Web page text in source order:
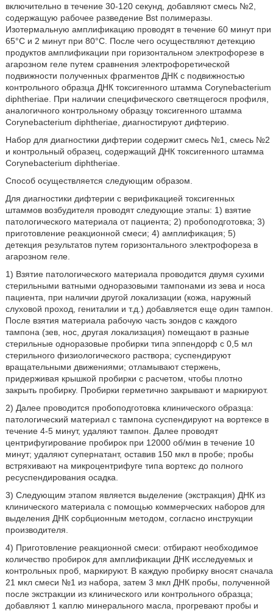
включительно в течение 30-120 секунд, добавляют смесь №2,
содержащую рабочее разведение Bst полимеразы.
Изотермальную амплификацию проводят в течение 60 минут при
65°С и 2 минут при 80°С. После чего осуществляют детекцию
продуктов амплификации при горизонтальном электрофорезе в
агарозном геле путем сравнения электрофоретической
подвижности полученных фрагментов ДНК с подвижностью
контрольного образца ДНК токсигенного штамма Corynebacterium
diphtheriae. При наличии специфического светящегося профиля,
аналогичного контрольному образцу токсигенного штамма
Corynebacterium diphtheriae, диагностируют дифтерию.
Набор для диагностики дифтерии содержит смесь №1, смесь №2
и контрольный образец, содержащий ДНК токсигенного штамма
Corynebacterium diphtheriae.
Способ осуществляется следующим образом.
Для диагностики дифтерии с верификацией токсигенных
штаммов возбудителя проводят следующие этапы: 1) взятие
патологического материала от пациента; 2) пробоподготовка; 3)
приготовление реакционной смеси; 4) амплификация; 5)
детекция результатов путем горизонтального электрофореза в
агарозном геле.
1) Взятие патологического материала проводится двумя сухими
стерильными ватными одноразовыми тампонами из зева и носа
пациента, при наличии другой локализации (кожа, наружный
слуховой проход, гениталии и т.д.) добавляется еще один тампон.
После взятия материала рабочую часть зондов с каждого
тампона (зев, нос, другая локализация) помещают в разные
стерильные одноразовые пробирки типа эппендорф с 0,5 мл
стерильного физиологического раствора; суспендируют
вращательными движениями; отламывают стержень,
придерживая крышкой пробирки с расчетом, чтобы плотно
закрыть пробирку. Пробирки герметично закрывают и маркируют.
2) Далее проводится пробоподготовка клинического образца:
патологический материал с тампона суспендируют на вортексе в
течение 4-5 минут, удаляют тампон. Далее проводят
центрифугирование пробирок при 12000 об/мин в течение 10
минут; удаляют супернатант, оставив 150 мкл в пробе; пробы
встряхивают на микроцентрифуге типа вортекс до полного
ресуспендирования осадка.
3) Следующим этапом является выделение (экстракция) ДНК из
клинического материала с помощью коммерческих наборов для
выделения ДНК сорбционным методом, согласно инструкции
производителя.
4) Приготовление реакционной смеси: отбирают необходимое
количество пробирок для амплификации ДНК исследуемых и
контрольных проб, маркируют. В каждую пробирку вносят сначала
21 мкл смеси №1 из набора, затем 3 мкл ДНК пробы, полученной
после экстракции из клинического или контрольного образца;
добавляют 1 каплю минерального масла, прогревают пробы и